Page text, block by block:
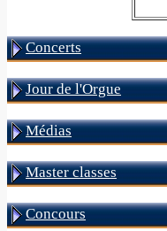
Concerts
Jour de l'Orgue
Médias
Master classes
Concours